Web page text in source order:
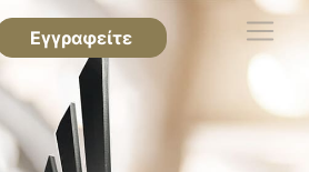
Εγγραφείτε